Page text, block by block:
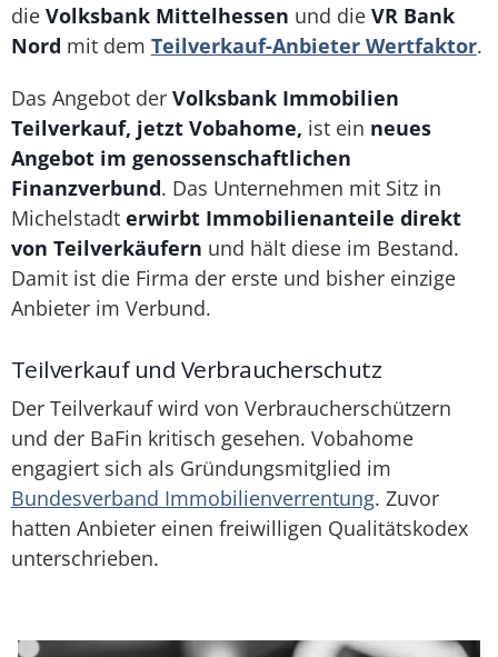
die Volksbank Mittelhessen und dieVR Bank
Nord mit dem Teilverkauf-Anbieter Wertfaktor.
Das Angebot der Volksbank Immobilien
Teilverkauf, jetzt Vobahome, ist ein neues
Angebot im genossenschaftlichen
Finanzverbund. Das Unternehmen mit Sitz in
Michelstadt erwirbt Immobilienanteile direkt
von Teilverkäufern und hält diese im Bestand.
Damit ist die Firma der erste und bisher einzige
Anbieter im Verbund.
Teilverkauf und Verbraucherschutz
Der Teilverkauf wird von Verbraucherschützern
und der BaFin kritisch gesehen. Vobahome
engagiert sich als Gründungsmitglied im
Bundesverband Immobilienverrentung. Zuvor
hatten Anbieter einen freiwilligen Qualitätskodex
unterschrieben.